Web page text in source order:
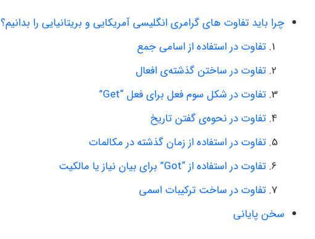
چرا باید تفاوت های گرامری انگلیسی آمریکایی و بریتانیایی را بدانیم؟
تفاوت در استفاده از اسامی جمع
تفاوت در ساختن گذشته‌ی افعال
تفاوت در شکل سوم فعل برای فعل “Get”
تفاوت در نحوه‌ی گفتن تاریخ
تفاوت در استفاده از زمان گذشته در مکالمات
تفاوت در استفاده از “Got” برای بیان نیاز یا مالکیت
تفاوت در ساخت ترکیبات اسمی
سخن پایانی